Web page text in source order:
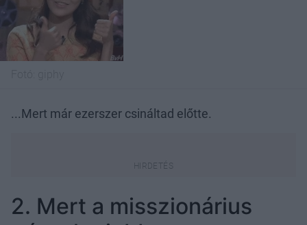
...Mert már ezerszer csináltad előtte.
2. Mert a misszionárius